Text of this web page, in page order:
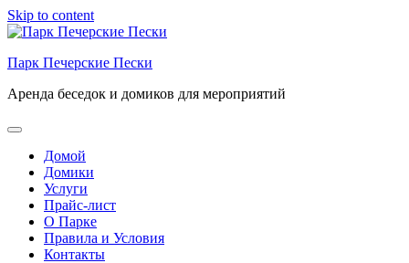
Skip to content
Парк Печерские Пески
Аренда беседок и домиков для мероприятий
Домой
Домики
Услуги
Прайс-лист
О Парке
Правила и Условия
Контакты